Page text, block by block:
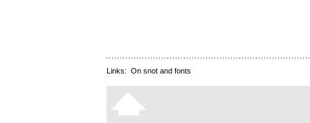
Links: On snot and fonts